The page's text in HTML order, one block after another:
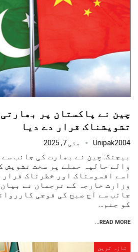
چین نے پاکستان پر
تشویشناک قرار دے دیا
Unipak2004 مئی 7, 2025
بیجنگ: چین نے بھارت کی جانب
والے حالیہ حملے پر سخت تشویش
اسے افسوسناک اور خطرناک
وزارت خارجہ کے ترجمان نے
جانب سے آج صبح کی فوجی
کو جنم…
READ MORE...
تازہ ترین